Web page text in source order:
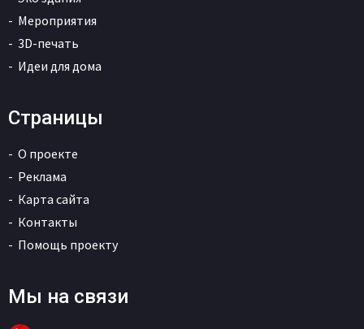
Мероприятия
3D-печать
Идеи для дома
Страницы
О проекте
Реклама
Карта сайта
Контакты
Помощь проекту
Мы на связи